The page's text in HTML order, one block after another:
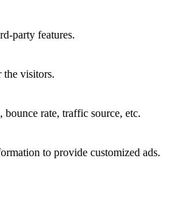
party features.
the visitors.
rate, traffic source, etc.
to provide customized ads.